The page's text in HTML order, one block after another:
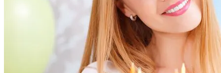
Гороскоп На Неделю С 11 По 17 Сентября
2023 Года